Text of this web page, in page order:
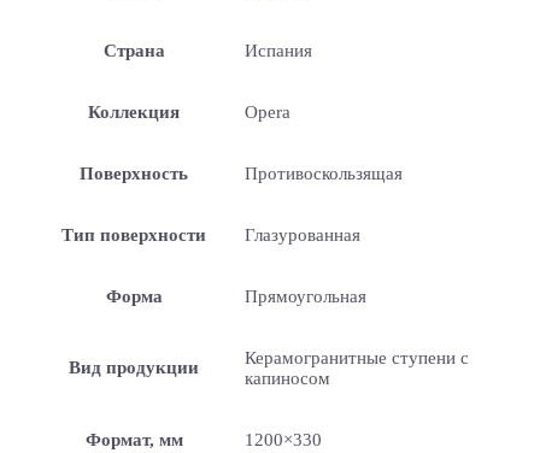
Страна Испания
Коллекция Opera
Поверхность Противоскользящая
Тип поверхности Глазурованная
Форма Прямоугольная
Вид продукции
Керамогранитные ступени с
капиносом
Формат, мм 1200×330